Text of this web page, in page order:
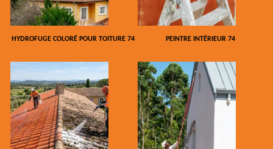
HYDROFUGE COLORÉ POUR TOITURE 74 PEINTRE INTÉRIEUR 74